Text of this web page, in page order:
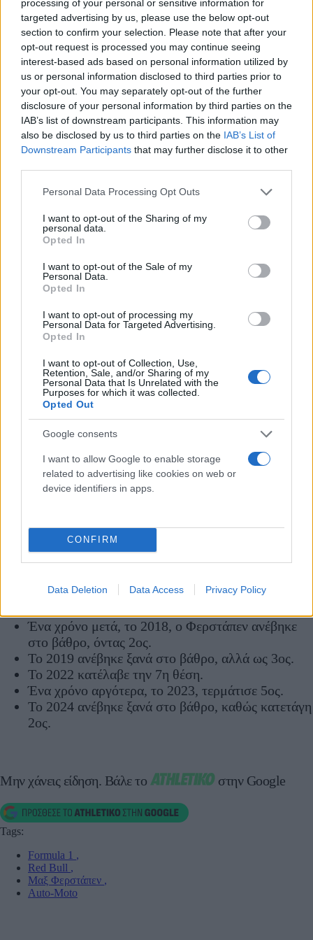
processing of your personal or sensitive information for
targeted advertising by us, please use the below opt-out
section to confirm your selection. Please note that after your
opt-out request is processed you may continue seeing
interest-based ads based on personal information utilized by
us or personal information disclosed to third parties prior to
your opt-out. You may separately opt-out of the further
disclosure of your personal information by third parties on the
IAB’s list of downstream participants. This information may
also be disclosed by us to third parties on the IAB’s List of
Downstream Participants that may further disclose it to other
Please note that this website/app uses one or more Google
not limited to your visit or usage behaviour. You may click to
grant or deny consent to Google and its third-party tags to
use your data for below specified purposes in below Google
consent section.
Personal Data Processing Opt Outs
I want to opt-out of the Sharing of my
personal data.
Opted In
I want to opt-out of the Sale of my
Personal Data.
Opted In
I want to opt-out of processing my
Personal Data for Targeted Advertising.
Opted In
I want to opt-out of Collection, Use,
Retention, Sale, and/or Sharing of my
Personal Data that Is Unrelated with the
Purposes for which it was collected.
Opted Out
Google consents
I want to allow Google to enable storage
related to advertising like cookies on web or
device identifiers in apps.
CONFIRM
Data Deletion Data Access Privacy Policy
αφού Όσκαρ Πιάστρι, Λάντο Νόρις και πλέον... ο Μαξ
Φερστάπεν, παλεύουν για τον πολυπόθητο τίτλο. Όμως, ο
Φερστάπεν έχει ένα έξτρα κίνητρο για να φύγει νικητής από
τη Σιγκαπούρη.
Στην πλούσια καριέρα του, ο Ολλανδός οδηγός
έχει κερδίσει τουλάχιστον μία φορά σε όλα τα grand prix
στο καλεντάρι της F1. Μάλιστα,
του λείπει μονάχα μια
νίκη σε μια συγκεκριμένη πίστα κιόλας, ώστε να
που του λείπει είναι στο grand prix της Σιγκαπούρης.
Max Verstappen still has Singapore
pic.twitter.com/NxGllCdbkD
— Motorsport (@Motorsport)
Η πίστα της «Marina Bay» δεν έχει κάνει ακόμα τη
από τις χρονιές που κατέκτησε τα πρωταθλήματα του δεν
κατάφερε να σταθεί στο υψηλότερο βάθρο στη
Σιγκαπούρη. Ακόμα και το 2023, μια χρονιά που ο Μαξ
ήταν κυρίαρχος στην πίστα και είχε βγει νικητής σε 19 από
τους 22 αγώνες, έφυγε από την ασιατική πίστα πέμπτος.
Ωστόσο, έχει καταφέρει να ανέβει στο βάθρο της
Σιγκαπούρης τρεις φορές.
Τα αποτελέσματα του Μαξ Φερστάπεν στη
Σιγκαπούρη:
το 2016, τερμάτισε στην 6η θέση.
Ένα χρόνο μετά, το 2018, ο Φερστάπεν ανέβηκε
στο βάθρο, όντας 2ος.
Το 2019 ανέβηκε ξανά στο βάθρο, αλλά ως 3ος.
Το 2022 κατέλαβε την 7η θέση.
Ένα χρόνο αργότερα, το 2023, τερμάτισε 5ος.
Το 2024 ανέβηκε ξανά στο βάθρο, καθώς κατετάγη
2ος.
Μην χάνεις είδηση. Βάλε το στην Google
Tags:
Formula 1 ,
Red Bull ,
Μαξ Φερστάπεν ,
Auto-Moto